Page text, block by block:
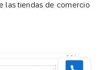
las tiendas de comercio